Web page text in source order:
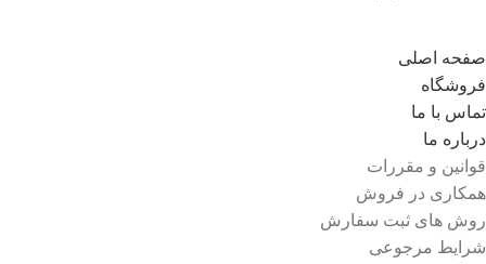
صفحه اصلی
فروشگاه
تماس با ما
درباره ما
قوانین و مقررات
همکاری در فروش
روش های ثبت سفارش
شرایط مرجوعی